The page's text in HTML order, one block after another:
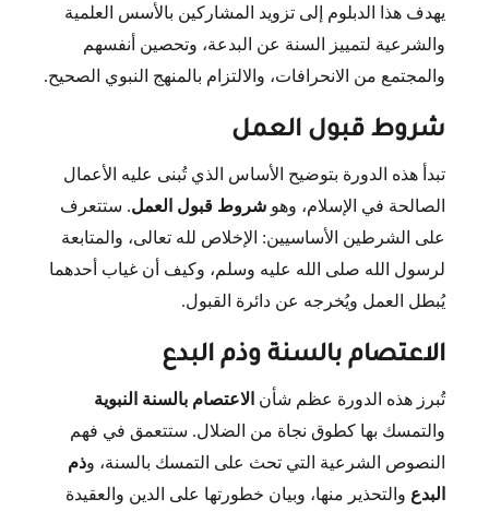
يهدف هذا الدبلوم إلى تزويد المشاركين بالأسس العلمية
والشرعية لتمييز السنة عن البدعة، وتحصين أنفسهم
والمجتمع من الانحرافات، والالتزام بالمنهج النبوي الصحيح.
شروط قبول العمل
تبدأ هذه الدورة بتوضيح الأساس الذي تُبنى عليه الأعمال
الصالحة في الإسلام، وهو شروط قبول العمل. ستتعرف
على الشرطين الأساسيين: الإخلاص لله تعالى، والمتابعة
لرسول الله صلى الله عليه وسلم، وكيف أن غياب أحدهما
يُبطل العمل ويُخرجه عن دائرة القبول.
الاعتصام بالسنة وذم البدع
تُبرز هذه الدورة عظم شأن الاعتصام بالسنة النبوية
والتمسك بها كطوق نجاة من الضلال. ستتعمق في فهم
النصوص الشرعية التي تحث على التمسك بالسنة، وذم
البدع والتحذير منها، وبيان خطورتها على الدين والعقيدة